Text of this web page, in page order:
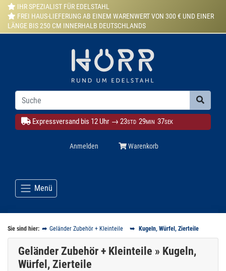
IHR SPEZIALIST FÜR EDELSTAHL
FREI HAUS-LIEFERUNG AB EINEM WARENWERT VON 300 € UND EINER
LÄNGE BIS 250 CM INNERHALB DEUTSCHLANDS
Expressversand bis 12 Uhr → 23STD 29MIN 35SEK
Anmelden Warenkorb
Menü
Sie sind hier: Geländer Zubehör + Kleinteile Kugeln, Würfel, Zierteile
Geländer Zubehör + Kleinteile » Kugeln,
Würfel, Zierteile